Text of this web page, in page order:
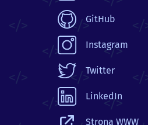
GitHub
Instagram
Twitter
LinkedIn
Strona WWW